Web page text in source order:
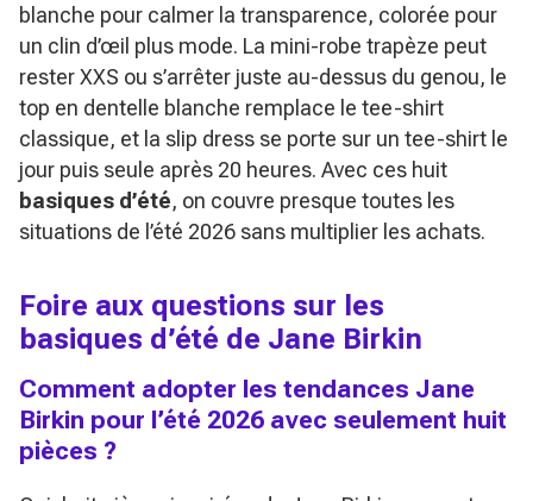
blanche pour calmer la transparence, colorée pour
un clin d’œil plus mode. La mini-robe trapèze peut
rester XXS ou s’arrêter juste au-dessus du genou, le
top en dentelle blanche remplace le tee-shirt
classique, et la slip dress se porte sur un tee-shirt le
jour puis seule après 20 heures. Avec ces huit
basiques d’été, on couvre presque toutes les
situations de l’été 2026 sans multiplier les achats.
Foire aux questions sur les
basiques d’été de Jane Birkin
Comment adopter les tendances Jane
Birkin pour l’été 2026 avec seulement huit
pièces ?